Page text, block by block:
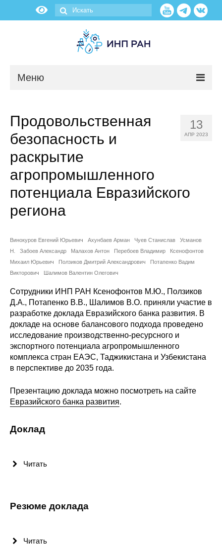
Меню
О нас
Научные подразделения
Администрация
Отчетность
Противодействие коррупции
Материалы для СМИ
Публикации
Научная жизнь
Издания
Проблемы прогнозирования
О журнале
Общие требования
13
АПР 2023
Продовольственная
безопасность и
раскрытие
агропромышленного
потенциала Евразийского
региона
Винокуров Евгений Юрьевич Ахунбаев Арман Чуев Станислав
Усманов
Н.
Забоев Александр Малахов Антон Перебоев Владимир
Ксенофонтов
Михаил Юрьевич
Ползиков Дмитрий Александрович
Потапенко Вадим
Викторович
Шалимов Валентин Олегович
Сотрудники ИНП РАН Ксенофонтов М.Ю., Ползиков
Д.А., Потапенко В.В., Шалимов В.О. приняли участие в
разработке доклада Евразийского банка развития. В
докладе на основе балансового подхода проведено
исследование производственно-ресурсного и
экспортного потенциала агропромышленного
комплекса стран ЕАЭС, Таджикистана и Узбекистана
в перспективе до 2035 года.
Презентацию доклада можно посмотреть на сайте
Евразийского банка развития.
Доклад
Читать
Резюме доклада
Читать